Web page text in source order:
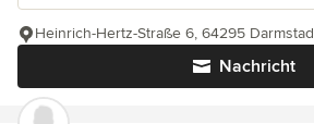
Nachricht
Heinrich-Hertz-Straße 6, 64295